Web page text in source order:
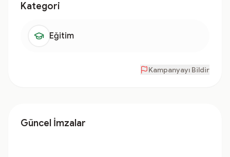
Kategori
Eğitim
Kampanyayı Bildir
Güncel İmzalar